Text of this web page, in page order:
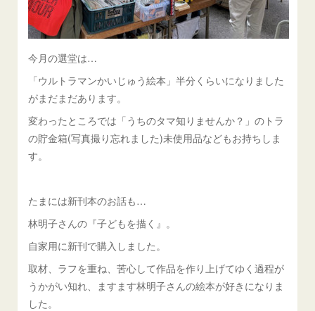
今月の選堂は…
「ウルトラマンかいじゅう絵本」半分くらいになりました
がまだまだあります。
変わったところでは「うちのタマ知りませんか？」のトラ
の貯金箱(写真撮り忘れました)未使用品などもお持ちしま
す。
たまには新刊本のお話も…
林明子さんの『子どもを描く』。
自家用に新刊で購入しました。
取材、ラフを重ね、苦心して作品を作り上げてゆく過程が
うかがい知れ、ますます林明子さんの絵本が好きになりま
した。